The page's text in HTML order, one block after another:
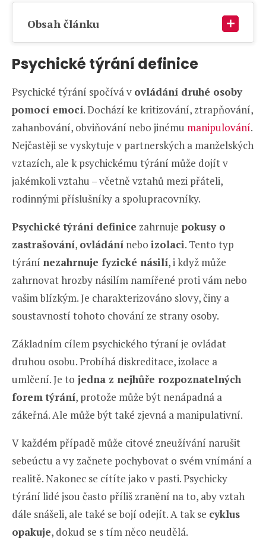
Obsah článku
Psychické týrání definice
Psychické týrání spočívá v ovládání druhé osoby
pomocí emocí. Dochází ke kritizování, ztrapňování,
zahanbování, obviňování nebo jinému manipulování.
Nejčastěji se vyskytuje v partnerských a manželských
vztazích, ale k psychickému týrání může dojít v
jakémkoli vztahu – včetně vztahů mezi přáteli,
rodinnými příslušníky a spolupracovníky.
Psychické týrání definice zahrnuje pokusy o
zastrašování, ovládání nebo izolaci. Tento typ
týrání nezahrnuje fyzické násilí, i když může
zahrnovat hrozby násilím namířené proti vám nebo
vašim blízkým. Je charakterizováno slovy, činy a
soustavností tohoto chování ze strany osoby.
Základním cílem psychického týraní je ovládat
druhou osobu. Probíhá diskreditace, izolace a
umlčení. Je to jedna z nejhůře rozpoznatelných
forem týrání, protože může být nenápadná a
zákeřná. Ale může být také zjevná a manipulativní.
V každém případě může citové zneužívání narušit
sebeúctu a vy začnete pochybovat o svém vnímání a
realitě. Nakonec se cítíte jako v pasti. Psychicky
týrání lidé jsou často příliš zranění na to, aby vztah
dále snášeli, ale také se bojí odejít. A tak se cyklus
opakuje, dokud se s tím něco neudělá.